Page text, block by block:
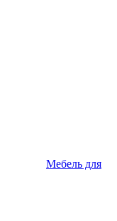
Мебель для